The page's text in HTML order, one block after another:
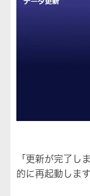
「更新が完了し
的に再起動します